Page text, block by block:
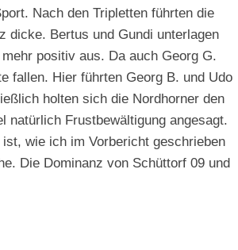
Nach den Tripletten führten die
dicke. Bertus und Gundi unterlagen
positiv aus. Da auch Georg G.
fallen. Hier führten Georg B. und Udo
holten sich die Nordhorner den
natürlich Frustbewältigung angesagt.
wie ich im Vorbericht geschrieben
Die Dominanz von Schüttorf 09 und